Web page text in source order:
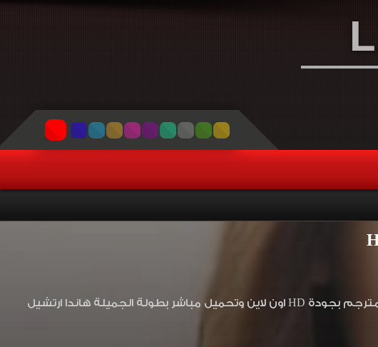
L
مشاهدة وتحميل المسلسل التركي حلقة الحلقة Halka 2019 Bolum 8 مترجم بجودة HD اون لاين وتحميل مباشر بطولة الجميلة هاندا ارتشيل